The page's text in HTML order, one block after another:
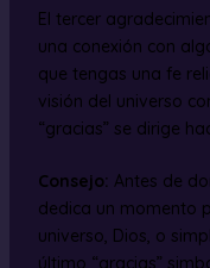
El tercer
una conexión con
que tengas una fe
visión del universo
“gracias” se dirige
Consejo: Antes de
dedica un momento
universo, Dios, o
último “gracias”